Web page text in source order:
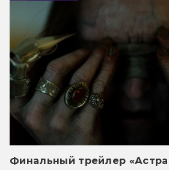
Финальный трейлер